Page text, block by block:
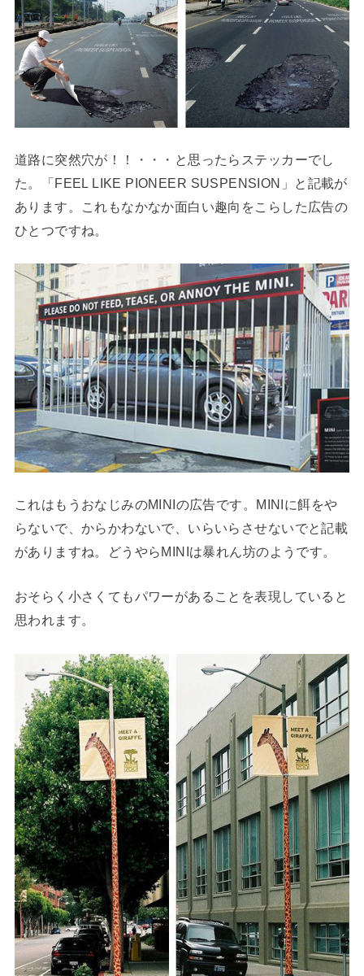
道路に突然穴が！！・・・と思ったらステッカーでし
た。「FEEL LIKE PIONEER SUSPENSION」と記載が
あります。これもなかなか面白い趣向をこらした広告の
ひとつですね。
これはもうおなじみのMINIの広告です。MINIに餌をや
らないで、からかわないで、いらいらさせないでと記載
がありますね。どうやらMINIは暴れん坊のようです。
おそらく小さくてもパワーがあることを表現していると
思われます。